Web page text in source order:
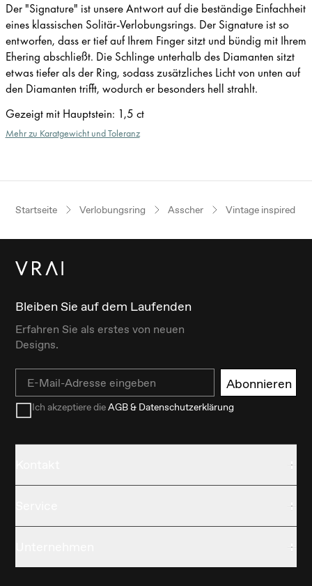
Der "Signature" ist unsere Antwort auf die beständige Einfachheit
eines klassischen Solitär-Verlobungsrings. Der Signature ist so
entworfen, dass er tief auf Ihrem Finger sitzt und bündig mit Ihrem
Ehering abschließt. Die Schlinge unterhalb des Diamanten sitzt
etwas tiefer als der Ring, sodass zusätzliches Licht von unten auf
den Diamanten trifft, wodurch er besonders hell strahlt.
Gezeigt mit Hauptstein: 1,5 ct
Mehr zu Karatgewicht und Toleranz
Startseite Verlobungsring Asscher Vintage inspired
Bleiben Sie auf dem Laufenden
Erfahren Sie als erstes von neuen
Designs.
Email Abonnieren
Ich akzeptiere dieAGB & Datenschutzerklärung